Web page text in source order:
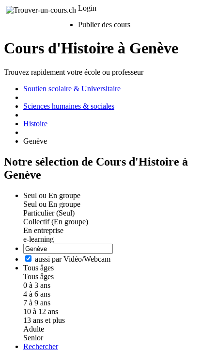
Login
Publier des cours
Cours d'Histoire à Genève
Trouvez rapidement votre école ou professeur
Soutien scolaire & Universitaire
Sciences humaines & sociales
Histoire
Genève
Notre sélection de Cours d'Histoire à
Genève
Seul ou En groupe
Seul ou En groupe
Particulier (Seul)
Collectif (En groupe)
En entreprise
e-learning
aussi par Vidéo/Webcam
Tous âges
Tous âges
0 à 3 ans
4 à 6 ans
7 à 9 ans
10 à 12 ans
13 ans et plus
Adulte
Senior
Rechercher